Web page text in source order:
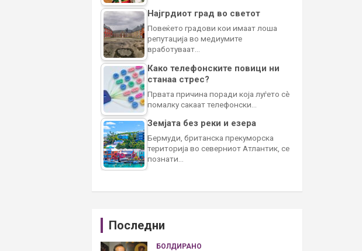
Најгрдиот град во светот
Повеќето градови кои имаат лоша
репутација во медиумите
вработуваат…
Како телефонските повици ни
станаа стрес?
Првата причина поради која луѓето сè
помалку сакаат телефонски…
Земјата без реки и езера
Бермуди, британска прекуморска
територија во северниот Атлантик, се
познати…
Последни
БОЛДИРАНО